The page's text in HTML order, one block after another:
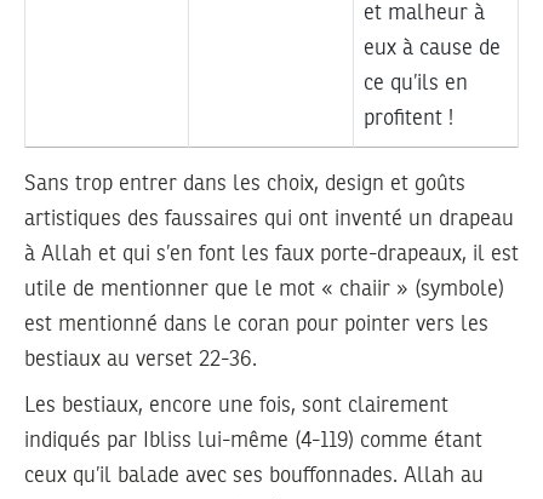
et malheur à
eux à cause de
ce qu’ils en
profitent !
Sans trop entrer dans les choix, design et goûts
artistiques des faussaires qui ont inventé un drapeau
à Allah et qui s’en font les faux porte-drapeaux, il est
utile de mentionner que le mot « chaiir » (symbole)
est mentionné dans le coran pour pointer vers les
bestiaux au verset 22-36.
Les bestiaux, encore une fois, sont clairement
indiqués par Ibliss lui-même (4-119) comme étant
ceux qu’il balade avec ses bouffonnades. Allah au